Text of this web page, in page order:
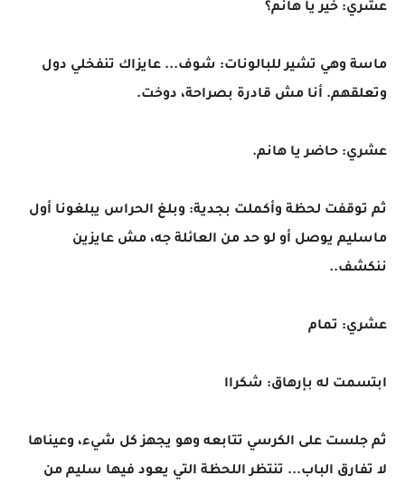
عشري: خير يا هانم؟
ماسة وهي تشير للبالونات: شوف... عايزاك تنفخلي دول
وتعلقهم. أنا مش قادرة بصراحة، دوخت.
عشري: حاضر يا هانم.
ثم توقفت لحظة وأكملت بجدية: وبلغ الحراس يبلغونا أول
ماسليم يوصل أو لو حد من العائلة جه، مش عايزين
ننكشف..
عشري: تمام
ابتسمت له بإرهاق: شكراا
ثم جلست على الكرسي تتابعه وهو يجهز كل شيء، وعيناها
لا تفارق الباب... تنتظر اللحظة التي يعود فيها سليم من